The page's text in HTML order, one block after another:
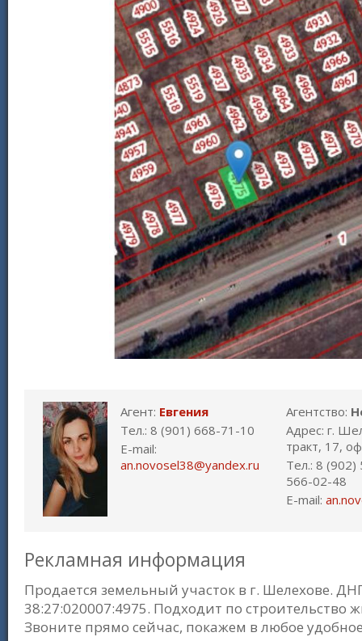
Агент: Евгения
Тел.: 8 (901) 668-71-10
E-mail:
an.novosel38@yandex.ru
Агентство:
Адрес: г.
тракт, 17,
Тел.: 8
566-02-48
E-mail:
Рекламная информация
Продается земельный участок в г. Шелехове.
38:27:020007:4975. Подходит по
Звоните прямо сейчас, покажем в любое